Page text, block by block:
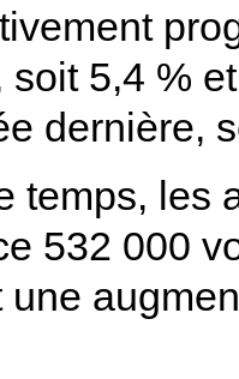
5,4 %
dernière,
temps, les
532 000